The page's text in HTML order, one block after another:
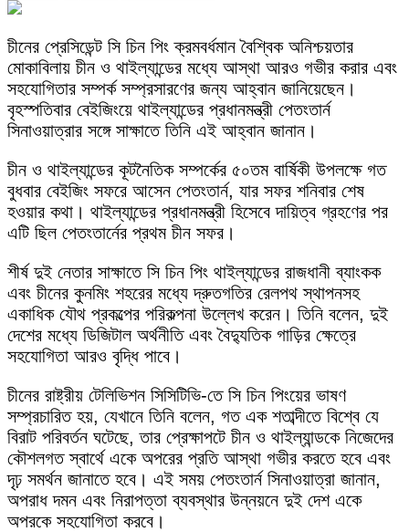
চীনের প্রেসিডেন্ট সি চিন পিং ক্রমবর্ধমান বৈশ্বিক অনিশ্চয়তার
মোকাবিলায় চীন ও থাইল্যান্ডের মধ্যে আস্থা আরও গভীর করার এবং
সহযোগিতার সম্পর্ক সম্প্রসারণের জন্য আহ্বান জানিয়েছেন।
বৃহস্পতিবার বেইজিংয়ে থাইল্যান্ডের প্রধানমন্ত্রী পেতংতার্ন
সিনাওয়াত্রার সঙ্গে সাক্ষাতে তিনি এই আহ্বান জানান।
চীন ও থাইল্যান্ডের কূটনৈতিক সম্পর্কের ৫০তম বার্ষিকী উপলক্ষে গত
বুধবার বেইজিং সফরে আসেন পেতংতার্ন, যার সফর শনিবার শেষ
হওয়ার কথা। থাইল্যান্ডের প্রধানমন্ত্রী হিসেবে দায়িত্ব গ্রহণের পর
এটি ছিল পেতংতার্নের প্রথম চীন সফর।
শীর্ষ দুই নেতার সাক্ষাতে সি চিন পিং থাইল্যান্ডের রাজধানী ব্যাংকক
এবং চীনের কুনমিং শহরের মধ্যে দ্রুতগতির রেলপথ স্থাপনসহ
একাধিক যৌথ প্রকল্পের পরিকল্পনা উল্লেখ করেন। তিনি বলেন, দুই
দেশের মধ্যে ডিজিটাল অর্থনীতি এবং বৈদ্যুতিক গাড়ির ক্ষেত্রে
সহযোগিতা আরও বৃদ্ধি পাবে।
চীনের রাষ্ট্রীয় টেলিভিশন সিসিটিভি-তে সি চিন পিংয়ের ভাষণ
সম্প্রচারিত হয়, যেখানে তিনি বলেন, গত এক শতাব্দীতে বিশ্বে যে
বিরাট পরিবর্তন ঘটেছে, তার প্রেক্ষাপটে চীন ও থাইল্যান্ডকে নিজেদের
কৌশলগত স্বার্থে একে অপরের প্রতি আস্থা গভীর করতে হবে এবং
দৃঢ় সমর্থন জানাতে হবে। এই সময় পেতংতার্ন সিনাওয়াত্রা জানান,
অপরাধ দমন এবং নিরাপত্তা ব্যবস্থার উন্নয়নে দুই দেশ একে
অপরকে সহযোগিতা করবে।